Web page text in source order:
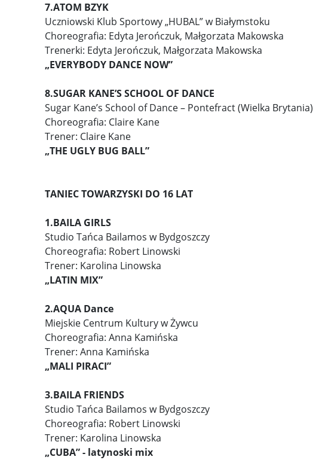
7.ATOM BZYK
Uczniowski Klub Sportowy „HUBAL” w Białymstoku
Choreografia: Edyta Jerończuk, Małgorzata Makowska
Trenerki: Edyta Jerończuk, Małgorzata Makowska
„EVERYBODY DANCE NOW”
8.SUGAR KANE’S SCHOOL OF DANCE
Sugar Kane’s School of Dance – Pontefract (Wielka Brytania)
Choreografia: Claire Kane
Trener: Claire Kane
„THE UGLY BUG BALL”
TANIEC TOWARZYSKI DO 16 LAT
1.BAILA GIRLS
Studio Tańca Bailamos w Bydgoszczy
Choreografia: Robert Linowski
Trener: Karolina Linowska
„LATIN MIX”
2.AQUA Dance
Miejskie Centrum Kultury w Żywcu
Choreografia: Anna Kamińska
Trener: Anna Kamińska
„MALI PIRACI”
3.BAILA FRIENDS
Studio Tańca Bailamos w Bydgoszczy
Choreografia: Robert Linowski
Trener: Karolina Linowska
„CUBA” - latynoski mix